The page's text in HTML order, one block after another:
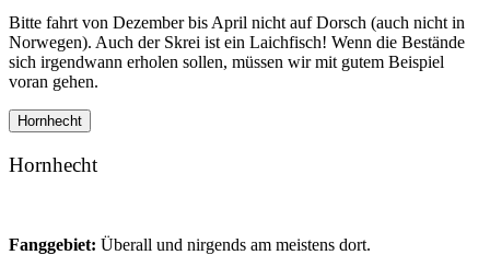
Bitte fahrt von Dezember bis April nicht auf Dorsch (auch nicht in
Norwegen). Auch der Skrei ist ein Laichfisch! Wenn die Bestände
sich irgendwann erholen sollen, müssen wir mit gutem Beispiel
voran gehen.
Hornhecht
Hornhecht
Fanggebiet: Überall und nirgends am meistens dort.